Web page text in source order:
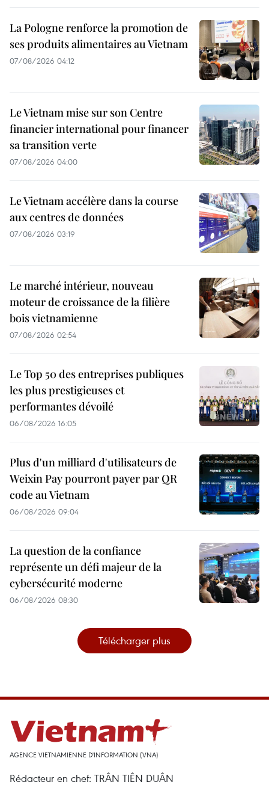
La Pologne renforce la promotion de
ses produits alimentaires au Vietnam
07/08/2026 04:12
Le Vietnam mise sur son Centre
financier international pour financer
sa transition verte
07/08/2026 04:00
Le Vietnam accélère dans la course
aux centres de données
07/08/2026 03:19
Le marché intérieur, nouveau
moteur de croissance de la filière
bois vietnamienne
07/08/2026 02:54
Le Top 50 des entreprises publiques
les plus prestigieuses et
performantes dévoilé
06/08/2026 16:05
Plus d'un milliard d'utilisateurs de
Weixin Pay pourront payer par QR
code au Vietnam
06/08/2026 09:04
La question de la confiance
représente un défi majeur de la
cybersécurité moderne
06/08/2026 08:30
Télécharger plus
AGENCE VIETNAMIENNE D'INFORMATION (VNA)
Rédacteur en chef: TRÂN TIÊN DUÂN